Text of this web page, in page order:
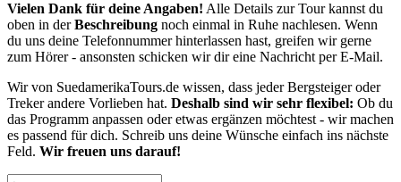
Vielen Dank für deine Angaben! Alle Details zur Tour kannst du
oben in derBeschreibung noch einmal in Ruhe nachlesen. Wenn
du uns deine Telefonnummer hinterlassen hast, greifen wir gerne
zum Hörer - ansonsten schicken wir dir eine Nachricht per E-Mail.
Wir von SuedamerikaTours.de wissen, dass jeder Bergsteiger oder
Treker andere Vorlieben hat. Deshalb sind wir sehr flexibel: Ob du
das Programm anpassen oder etwas ergänzen möchtest - wir machen
es passend für dich. Schreib uns deine Wünsche einfach ins nächste
Feld. Wir freuen uns darauf!